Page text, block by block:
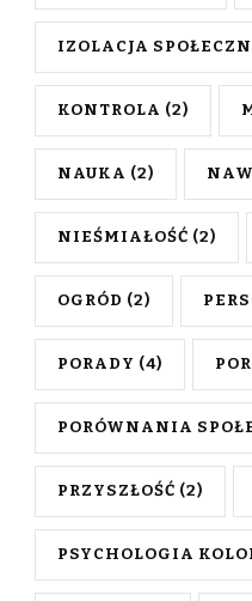
IZOLACJA
KONTROLA (2)
NAUKA (2)
NIEŚMIAŁOŚĆ (2)
OGRÓD (2)
PORADY (4)
PORÓWNANIA
PRZYSZŁOŚĆ (2)
PSYCHOLOGIA